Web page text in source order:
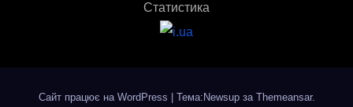
Статистика
Сайт працює на WordPress Тема:Newsup за Themeansar.